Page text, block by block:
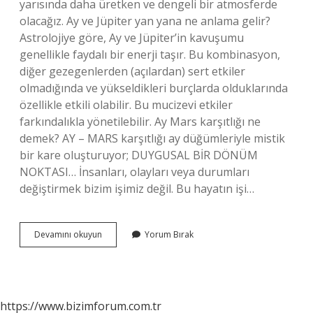
yarısında daha üretken ve dengeli bir atmosferde
olacağız. Ay ve Jüpiter yan yana ne anlama gelir?
Astrolojiye göre, Ay ve Jüpiter’in kavuşumu
genellikle faydalı bir enerji taşır. Bu kombinasyon,
diğer gezegenlerden (açılardan) sert etkiler
olmadığında ve yükseldikleri burçlarda olduklarında
özellikle etkili olabilir. Bu mucizevi etkiler
farkındalıkla yönetilebilir. Ay Mars karşıtlığı ne
demek? AY – MARS karşıtlığı ay düğümleriyle mistik
bir kare oluşturuyor; DUYGUSAL BİR DÖNÜM
NOKTASI… İnsanları, olayları veya durumları
değiştirmek bizim işimiz değil. Bu hayatın işi…
Devamını okuyun
Karşıt
Yorum Bırak
https://www.bizimforum.com.tr